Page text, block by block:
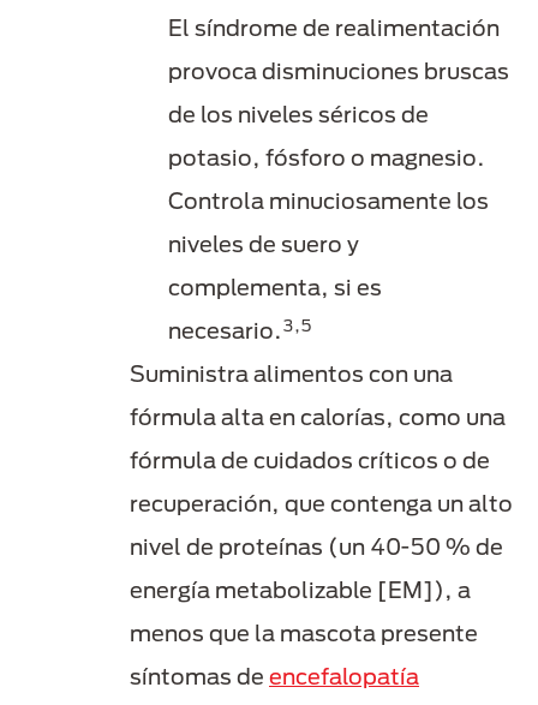
El síndrome de realimentación
provoca disminuciones bruscas
de los niveles séricos de
potasio, fósforo o magnesio.
Controla minuciosamente los
niveles de suero y
complementa, si es
necesario.3,5
Suministra alimentos con una
fórmula alta en calorías, como una
fórmula de cuidados críticos o de
recuperación, que contenga un alto
nivel de proteínas (un 40-50 % de
energía metabolizable [EM]), a
menos que la mascota presente
síntomas de encefalopatía